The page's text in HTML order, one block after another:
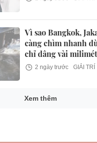
Vì sao Bangkok,
càng chìm nhanh
chỉ dâng vài
2 ngày trước GIẢI TRÍ
Xem thêm